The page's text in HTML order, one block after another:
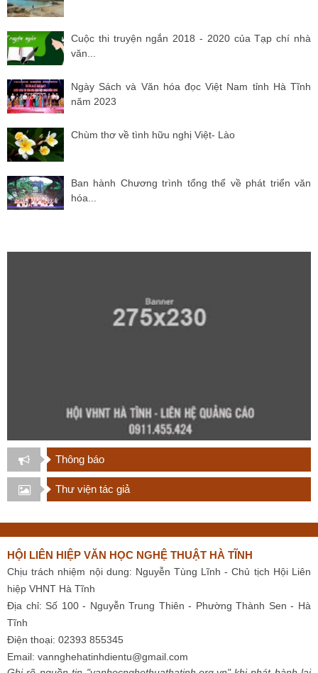
Cuộc thi truyện ngắn 2018 - 2020 của Tạp chí nhà
văn...
Ngày Sách và Văn hóa đọc Việt Nam tỉnh Hà Tĩnh
năm 2023
Chùm thơ về tình hữu nghị Việt- Lào
Ban hành Chương trình tổng thể về phát triển văn
hóa...
Thông báo
Thư viện tác giả
HỘI LIÊN HIỆP VĂN HỌC NGHỆ THUẬT HÀ TĨNH
Chịu trách nhiệm nội dung: Nguyễn Tùng Lĩnh - Chủ tịch Hội Liên
hiệp VHNT Hà Tĩnh
Địa chỉ: Số 100 - Nguyễn Trung Thiên - Phường Thành Sen - Hà
Tĩnh
Điện thoại: 02393 855345
Email: vannghehatinhdientu@gmail.com